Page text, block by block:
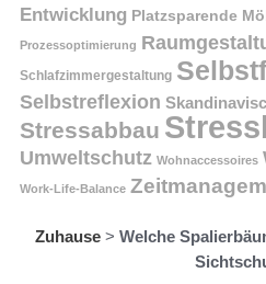
Entwicklung Platzsparende
Prozessoptimierung
Schlafzimmergestaltung
Selbstreflexion
Stressabbau
Umweltschutz Wohnaccessoires
Work-Life-Balance
Zuhause > Welche